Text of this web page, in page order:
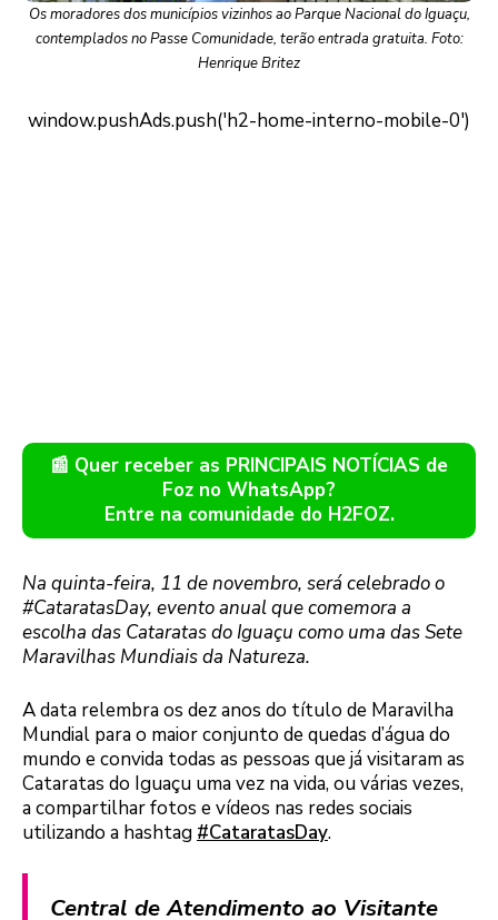
Os moradores dos municípios vizinhos ao Parque Nacional do Iguaçu,
contemplados no Passe Comunidade, terão entrada gratuita. Foto:
Henrique Britez
📰 Quer receber as PRINCIPAIS NOTÍCIAS de
Foz no WhatsApp?
Entre na comunidade do H2FOZ.
Na quinta-feira, 11 de novembro, será celebrado o
#CataratasDay, evento anual que comemora a
escolha das Cataratas do Iguaçu como uma das Sete
Maravilhas Mundiais da Natureza.
A data relembra os dez anos do título de Maravilha
Mundial para o maior conjunto de quedas d’água do
mundo e convida todas as pessoas que já visitaram as
Cataratas do Iguaçu uma vez na vida, ou várias vezes,
a compartilhar fotos e vídeos nas redes sociais
utilizando a hashtag #CataratasDay.
Central de Atendimento ao Visitante